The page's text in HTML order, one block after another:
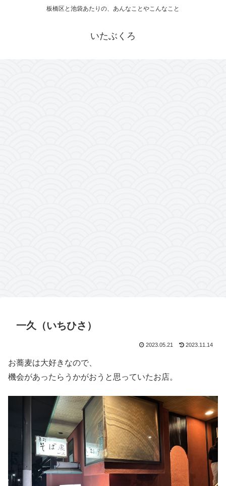
板橋区と池袋あたりの、あんなことやこんなこと
いたぶくろ
一久（いちひさ）
2023.05.21 2023.11.14
お蕎麦は大好きなので、
機会があったらうかがおうと思っていたお店。